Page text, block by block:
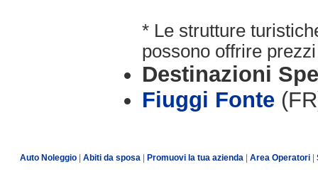
* Le strutture
possono offrire
Destinazioni
Fiuggi Fonte
Auto Noleggio Abiti da sposa Promuovi la tua azienda Area Operatori